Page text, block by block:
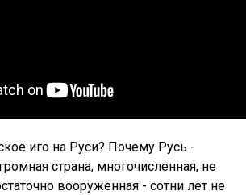
иго на Руси? Почему Русь -
страна, многочисленная, не
вооруженная - сотни лет не